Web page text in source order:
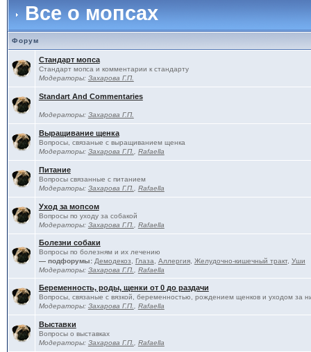
Все о мопсах
Форум
Стандарт мопса
Стандарт мопса и комментарии к стандарту
Модераторы: Захарова Г.П.
Standart And Commentaries
Модераторы: Захарова Г.П.
Выращивание щенка
Вопросы, связаные с выращиванием щенка
Модераторы: Захарова Г.П. Rafaella
Питание
Вопросы связанные с питанием
Модераторы: Захарова Г.П. Rafaella
Уход за мопсом
Вопросы по уходу за собакой
Модераторы: Захарова Г.П. Rafaella
Болезни собаки
Вопросы по болезням и их лечению
— подфорумы: Демодекоз Глаза Аллергия, Желудочно-кишечный тракт, Уши
Модераторы: Захарова Г.П. Rafaella
Беременность, роды, щенки от 0 до раздачи
Вопросы, связаные с вязкой, беременностью, рождением щенков и уходом за
Модераторы: Захарова Г.П. Rafaella
Выставки
Вопросы о выставках
Модераторы: Захарова Г.П. Rafaella